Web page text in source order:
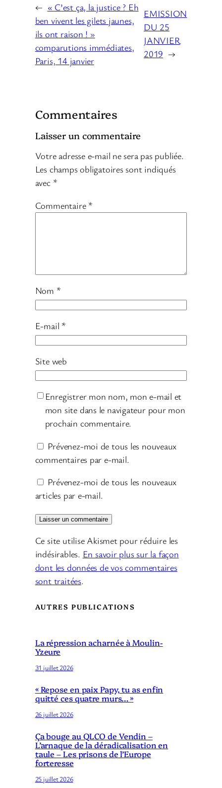
← « C’est ça, la justice ? Eh
ben vivent les gilets jaunes,
ils ont raison ! »
comparutions immédiates,
Paris, 14 janvier
EMISSION
DU 25
JANVIER
2019 →
Commentaires
Laisser un commentaire
Votre adresse e-mail ne sera pas publiée.
Les champs obligatoires sont indiqués
avec *
Commentaire *
Nom *
E-mail *
Site web
Enregistrer mon nom, mon e-mail et
mon site dans le navigateur pour mon
prochain commentaire.
Prévenez-moi de tous les nouveaux
commentaires par e-mail.
Prévenez-moi de tous les nouveaux
articles par e-mail.
Ce site utilise Akismet pour réduire les
indésirables. En savoir plus sur la façon
dont les données de vos commentaires
sont traitées.
AUTRES PUBLICATIONS
La répression acharnée à Moulin-
Yzeure
31 juillet 2026
« Repose en paix Papy, tu as enfin
quitté ces quatre murs… »
26 juillet 2026
Ça bouge au QLCO de Vendin –
L’arnaque de la déradicalisation en
taule – Les prisons de l’Europe
forteresse
25 juillet 2026